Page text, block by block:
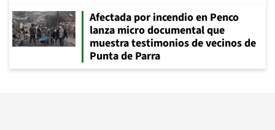
Afectada por incendio en Penco
lanza micro documental que
muestra testimonios de vecinos de
Punta de Parra